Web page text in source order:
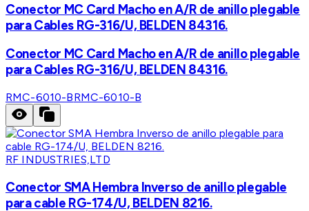
Conector MC Card Macho en A/R de anillo plegable
para Cables RG-316/U, BELDEN 84316.
Conector MC Card Macho en A/R de anillo plegable
para Cables RG-316/U, BELDEN 84316.
RMC-6010-BRMC-6010-B
RF INDUSTRIES,LTD
Conector SMA Hembra Inverso de anillo plegable
para cable RG-174/U, BELDEN 8216.